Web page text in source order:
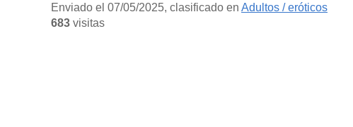
Enviado el 07/05/2025, clasificado en Adultos / eróticos
683 visitas